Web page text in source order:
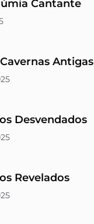
Cantante
Antigas
Desvendados
Revelados